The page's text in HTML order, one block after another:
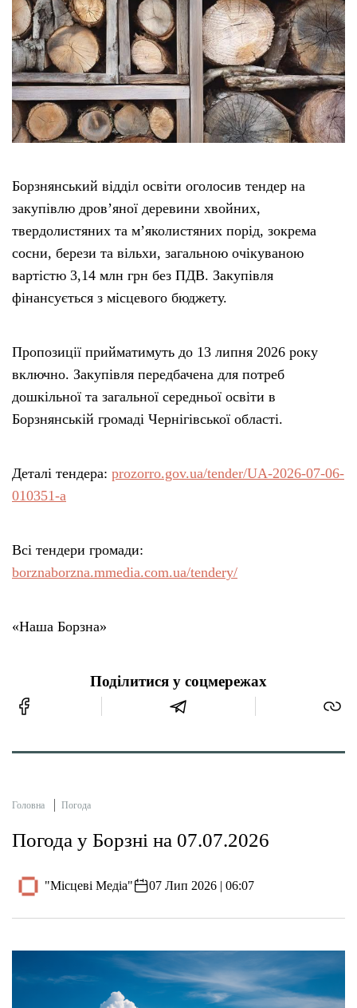
Борзнянський відділ освіти оголосив тендер на
закупівлю дров’яної деревини хвойних,
твердолистяних та м’яколистяних порід, зокрема
сосни, берези та вільхи, загальною очікуваною
вартістю 3,14 млн грн без ПДВ. Закупівля
фінансується з місцевого бюджету.
Пропозиції прийматимуть до 13 липня 2026 року
включно. Закупівля передбачена для потреб
дошкільної та загальної середньої освіти в
Борзнянській громаді Чернігівської області.
Деталі тендера: prozorro.gov.ua/tender/UA-2026-07-06-
010351-a
Всі тендери громади:
borznaborzna.mmedia.com.ua/tendery/
«Наша Борзна»
Поділитися у соцмережах
Головна Погода
Погода у Борзні на 07.07.2026
"Місцеві Медіа" 07 Лип 2026 | 06:07